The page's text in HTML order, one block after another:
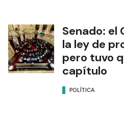
Senado: el
la ley de
pero tuvo
capítulo
POLÍTICA